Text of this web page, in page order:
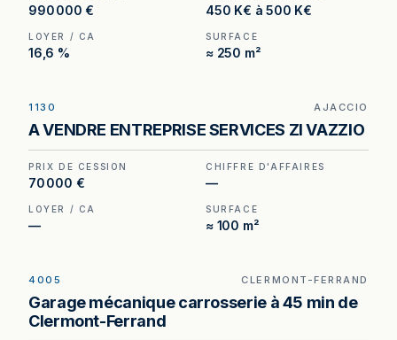
990 000 € 450 K€ à 500 K€
LOYER / CA
16,6 %
SURFACE
≈ 250 m²
reprendre à Ajaccio — réseau national leader,
1130 AJACCIO
A VENDRE ENTREPRISE SERVICES ZI VAZZIO
PRIX DE CESSION
70 000 €
CHIFFRE D'AFFAIRES
—
LOYER / CA
—
SURFACE
≈ 100 m²
Garage mécanique et carrosserie à vendre en
zone de chalandise de Clermont-Ferrand — 600
m² sur deux bâtiments, proche du million d'euros
4005 CLERMONT-FERRAND
Garage mécanique carrosserie à 45 min de
Clermont-Ferrand